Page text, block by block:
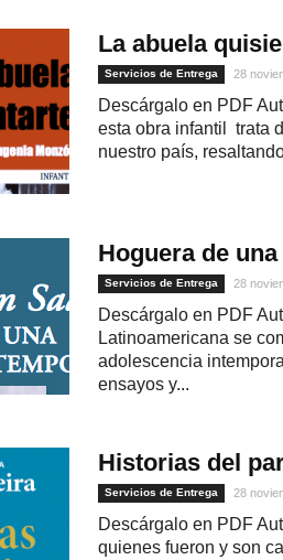
La abuela
Servicios de Entrega 28
Descárgalo en PDF
esta obra infantil trata
nuestro país,
Hoguera de
Servicios de Entrega 28
Descárgalo en PDF
Latinoamericana se
adolescencia
ensayos y...
Historias del
Servicios de Entrega 28
Descárgalo en PDF
quienes fueron y son